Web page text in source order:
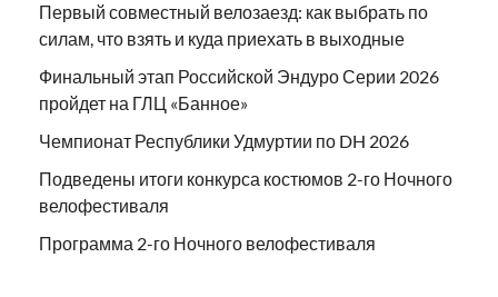
Первый совместный велозаезд: как выбрать по
силам, что взять и куда приехать в выходные
Финальный этап Российской Эндуро Серии 2026
пройдет на ГЛЦ «Банное»
Чемпионат Республики Удмуртии по DH 2026
Подведены итоги конкурса костюмов 2-го Ночного
велофестиваля
Программа 2-го Ночного велофестиваля